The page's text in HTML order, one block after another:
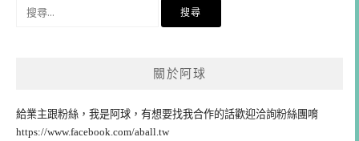
關於阿球
給業主跟粉絲，我是阿球，有想要找我合作的話歡迎洽詢粉絲團唷
https://www.facebook.com/aball.tw